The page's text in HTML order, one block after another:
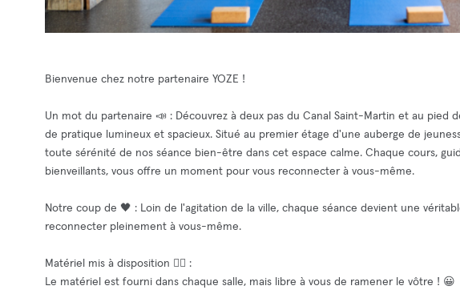
Bienvenue chez notre partenaire YOZE !
Un mot du partenaire 📣 : Découvrez à deux pas du Canal Saint-Martin et au pied
de pratique lumineux et spacieux. Situé au premier étage d'une auberge de
toute sérénité de nos séance bien-être dans cet espace calme. Chaque cours,
bienveillants, vous offre un moment pour vous reconnecter à vous-même.
Notre coup de 🖤 : Loin de l'agitation de la ville, chaque séance devient une
reconnecter pleinement à vous-même.
Matériel mis à disposition 🧘‍♂️ :
Le matériel est fourni dans chaque salle, mais libre à vous de ramener le vôtre ! 😀